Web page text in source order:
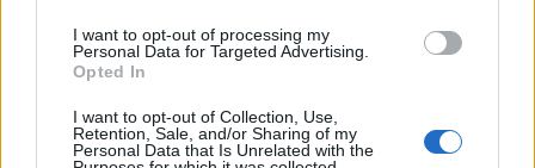
I want to opt-out of processing my
Personal Data for Targeted Advertising.
Opted In
I want to opt-out of Collection, Use,
Retention, Sale, and/or Sharing of my
Personal Data that Is Unrelated with the